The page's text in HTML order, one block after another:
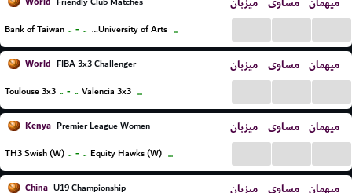
Bank of Taiwan .. - .. National Taiwan University of Arts ...
World FIBA 3x3 Challenger میزبان مساوی میهمان
Toulouse 3x3 .. - .. Valencia 3x3 ...
Kenya Premier League Women میزبان مساوی میهمان
TH3 Swish (W) .. - .. Equity Hawks (W) ...
China U19 Championship میزبان مساوی میهمان